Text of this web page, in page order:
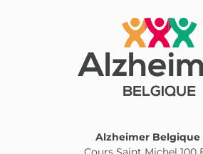
Alzheimer Belgique